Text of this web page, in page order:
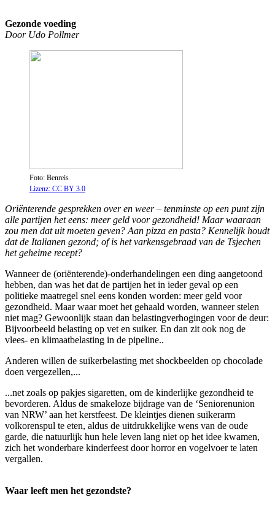
Gezonde voeding
Door Udo Pollmer
Foto: Benreis
Lizenz: CC BY 3.0
Oriënterende gesprekken over en weer – tenminste op een punt zijn
alle partijen het eens: meer geld voor gezondheid! Maar waaraan
zou men dat uit moeten geven? Aan pizza en pasta? Kennelijk houdt
dat de Italianen gezond; of is het varkensgebraad van de Tsjechen
het geheime recept?
Wanneer de (oriënterende)-onderhandelingen een ding aangetoond
hebben, dan was het dat de partijen het in ieder geval op een
politieke maatregel snel eens konden worden: meer geld voor
gezondheid. Maar waar moet het gehaald worden, wanneer stelen
niet mag? Gewoonlijk staan dan belastingverhogingen voor de deur:
Bijvoorbeeld belasting op vet en suiker. En dan zit ook nog de
vlees- en klimaatbelasting in de pipeline..
Anderen willen de suikerbelasting met shockbeelden op chocolade
doen vergezellen,...
...net zoals op pakjes sigaretten, om de kinderlijke gezondheid te
bevorderen. Aldus de smakeloze bijdrage van de ‘Seniorenunion
van NRW’ aan het kerstfeest. De kleintjes dienen suikerarm
volkorenspul te eten, aldus de uitdrukkelijke wens van de oude
garde, die natuurlijk hun hele leven lang niet op het idee kwamen,
zich het wonderbare kinderfeest door horror en vogelvoer te laten
vergallen.
Waar leeft men het gezondste?